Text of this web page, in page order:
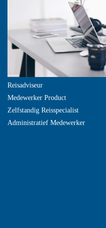
Reisadviseur
Medewerker Product
Zelfstandig Reisspecialist
Administratief Medewerker